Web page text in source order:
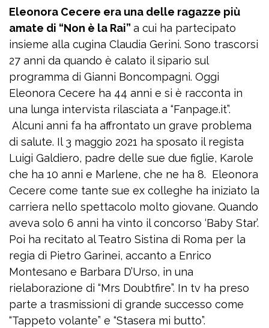
Eleonora Cecere era una delle ragazze più
amate di “Non è la Rai” a cui ha partecipato
insieme alla cugina Claudia Gerini. Sono trascorsi
27 anni da quando è calato il sipario sul
programma di Gianni Boncompagni. Oggi
Eleonora Cecere ha 44 anni e si è racconta in
una lunga intervista rilasciata a “Fanpage.it”.
Alcuni anni fa ha affrontato un grave problema
di salute. Il 3 maggio 2021 ha sposato il regista
Luigi Galdiero, padre delle sue due figlie, Karole
che ha 10 anni e Marlene, che ne ha 8. Eleonora
Cecere come tante sue ex colleghe ha iniziato la
carriera nello spettacolo molto giovane. Quando
aveva solo 6 anni ha vinto il concorso ‘Baby Star’.
Poi ha recitato al Teatro Sistina di Roma per la
regia di Pietro Garinei, accanto a Enrico
Montesano e Barbara D’Urso, in una
rielaborazione di “Mrs Doubtfire”. In tv ha preso
parte a trasmissioni di grande successo come
“Tappeto volante” e “Stasera mi butto”.